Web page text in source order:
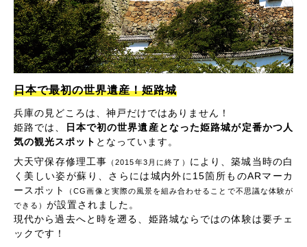
日本で最初の世界遺産！姫路城
兵庫の見どころは、神戸だけではありません！
姫路では、
日本で初の世界遺産となった姫路城が定番かつ人
気の観光スポット となっています。
大天守保存修理工事
（2015年3月に終了）
により、築城当時の白
く美しい姿が蘇り、さらには城内外に15箇所ものARマーカ
ースポット
（CG画像と実際の風景を組み合わせることで不思議な体験が
できる） が設置されました。
現代から過去へと時を遡る、姫路城ならではの体験は要チェ
ックです！